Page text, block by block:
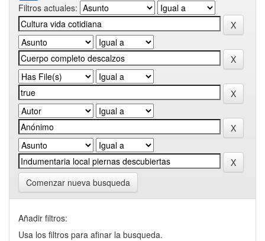
Filtros actuales:
Comenzar nueva busqueda
Añadir filtros:
Usa los filtros para afinar la busqueda.